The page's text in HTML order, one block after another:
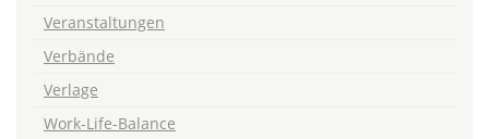
Veranstaltungen
Verbände
Verlage
Work-Life-Balance